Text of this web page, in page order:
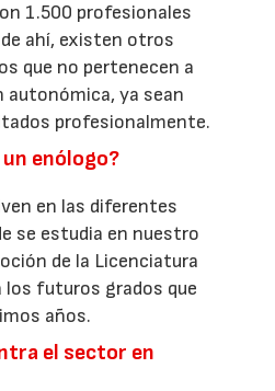
1.500 profesionales
ahí, existen otros
que no pertenecen a
autonómica, ya sean
profesionalmente.
enólogo?
en las diferentes
se estudia en nuestro
de la Licenciatura
los futuros grados que
años.
el sector en